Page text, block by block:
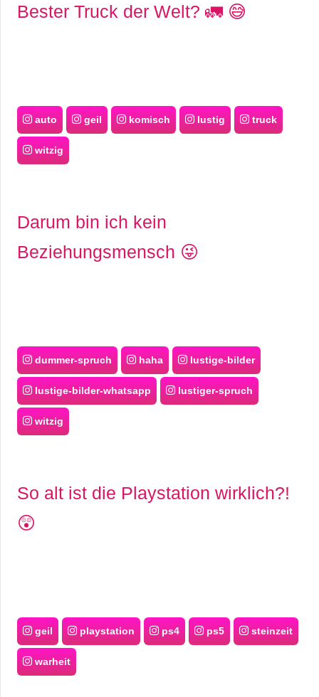
Bester Truck der Welt? 🚛 😅
auto geil komisch lustig truck
witzig
Darum bin ich kein
Beziehungsmensch 😜
dummer-spruch haha lustige-bilder
lustige-bilder-whatsapp lustiger-spruch
witzig
So alt ist die Playstation wirklich?!
😲
geil playstation ps4 ps5 steinzeit
warheit